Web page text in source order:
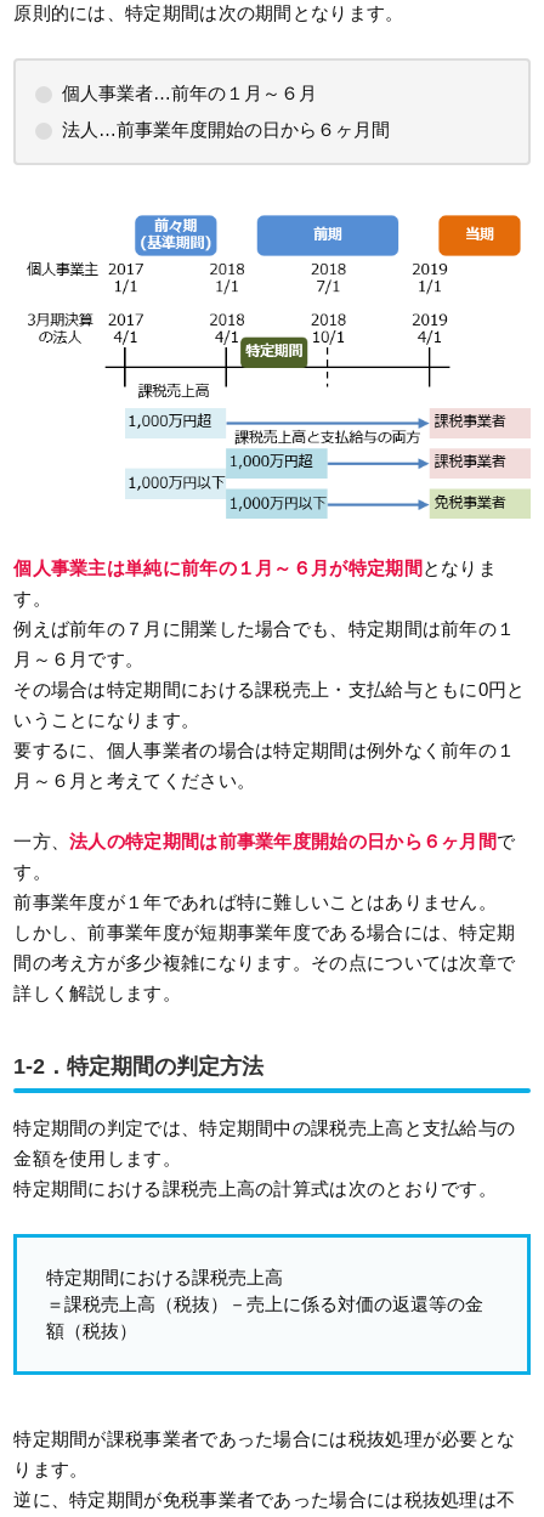
原則的には、特定期間は次の期間となります。
個人事業者…前年の１月～６月
法人…前事業年度開始の日から６ヶ月間
個人事業主は単純に前年の１月～６月が特定期間 となりま
す。
例えば前年の７月に開業した場合でも、特定期間は前年の１
月～６月です。
その場合は特定期間における課税売上・支払給与ともに0円と
いうことになります。
要するに、個人事業者の場合は特定期間は例外なく前年の１
月～６月と考えてください。
一方、法人の特定期間は前事業年度開始の日から６ヶ月間で
す。
前事業年度が１年であれば特に難しいことはありません。
しかし、前事業年度が短期事業年度である場合には、特定期
間の考え方が多少複雑になります。その点については次章で
詳しく解説します。
1-2．特定期間の判定方法
特定期間の判定では、特定期間中の課税売上高と支払給与の
金額を使用します。
特定期間における課税売上高の計算式は次のとおりです。
特定期間における課税売上高
＝課税売上高（税抜）－売上に係る対価の返還等の金
額（税抜）
特定期間が課税事業者であった場合には税抜処理が必要とな
ります。
逆に、特定期間が免税事業者であった場合には税抜処理は不